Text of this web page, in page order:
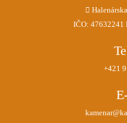
IČO: 47632241
+421